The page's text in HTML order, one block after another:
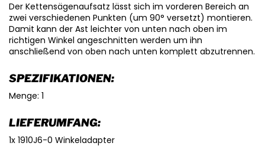
Der Kettensägenaufsatz lässt sich im vorderen Bereich an
zwei verschiedenen Punkten (um 90° versetzt) montieren.
Damit kann der Ast leichter von unten nach oben im
richtigen Winkel angeschnitten werden um ihn
anschließend von oben nach unten komplett abzutrennen.
SPEZIFIKATIONEN:
Menge: 1
LIEFERUMFANG:
1x 1910J6-0 Winkeladapter